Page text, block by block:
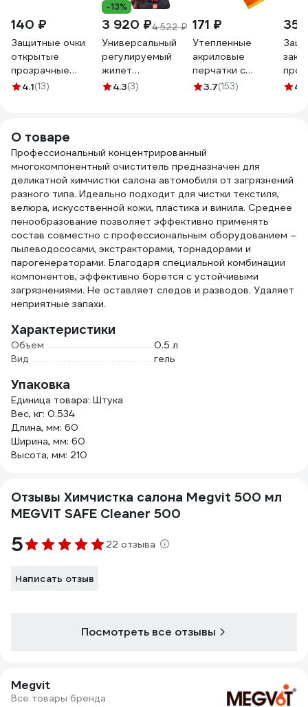
140 ₽
Защитные очки
открытые
прозрачные
Gigant GGСB-1
4.1(13)
-13%
3 920 ₽4 522 ₽
Универсальный
регулируемый
жилет
монтажника
4.3(3)
171 ₽
Утепленные
акриловые
перчатки с
обливом АТЛАНТ
3.7(153) 4.4
О товаре
Профессиональный концентрированный
многокомпонентный очиститель предназначен для
деликатной химчистки салона автомобиля от загрязнений
разного типа. Идеально подходит для чистки текстиля,
велюра, искусственной кожи, пластика и винила. Среднее
пенообразование позволяет эффективно применять
состав совместно с профессиональным оборудованием –
пылеводососами, экстракторами, торнадорами и
парогенераторами. Благодаря специальной комбинации
компонентов, эффективно борется с устойчивыми
загрязнениями. Не оставляет следов и разводов. Удаляет
неприятные запахи.
Характеристики
Объем
0.5 л
Вид
гель
Упаковка
Единица товара: Штука
Вес, кг: 0.534
Длина, мм: 60
Ширина, мм: 60
Высота, мм: 210
Отзывы Химчистка салона Megvit 500 мл
MEGVIT SAFE Cleaner 500
5 22 отзыва
Написать отзыв
Посмотреть все отзывы
Megvit
Все товары бренда